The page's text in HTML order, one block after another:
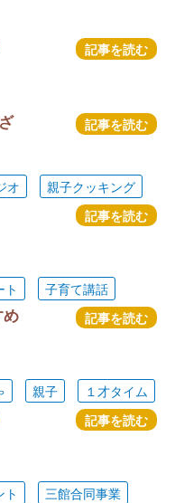
記事を読む
記事を読む
オ 親子クッキング
記事を読む
ト 子育て講話
記事を読む
親子 １才タイム
記事を読む
ト 三館合同事業